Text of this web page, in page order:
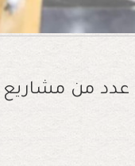
من مشاريع